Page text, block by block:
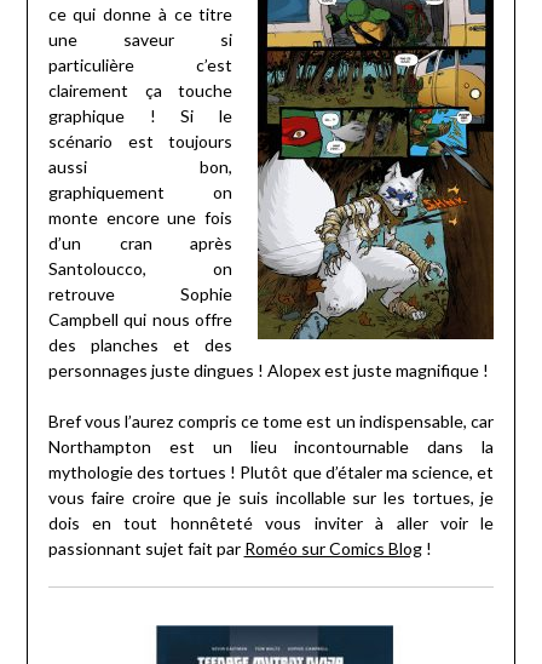
ce qui donne à ce titre
une saveur si
particulière c’est
clairement ça touche
graphique ! Si le
scénario est toujours
aussi bon,
graphiquement on
monte encore une fois
d’un cran après
Santoloucco, on
retrouve Sophie
Campbell qui nous offre
des planches et des
personnages juste dingues ! Alopex est juste magnifique !
Bref vous l’aurez compris ce tome est un indispensable, car
Northampton est un lieu incontournable dans la
mythologie des tortues ! Plutôt que d’étaler ma science, et
vous faire croire que je suis incollable sur les tortues, je
dois en tout honnêteté vous inviter à aller voir le
passionnant sujet fait par Roméo sur Comics Blog!